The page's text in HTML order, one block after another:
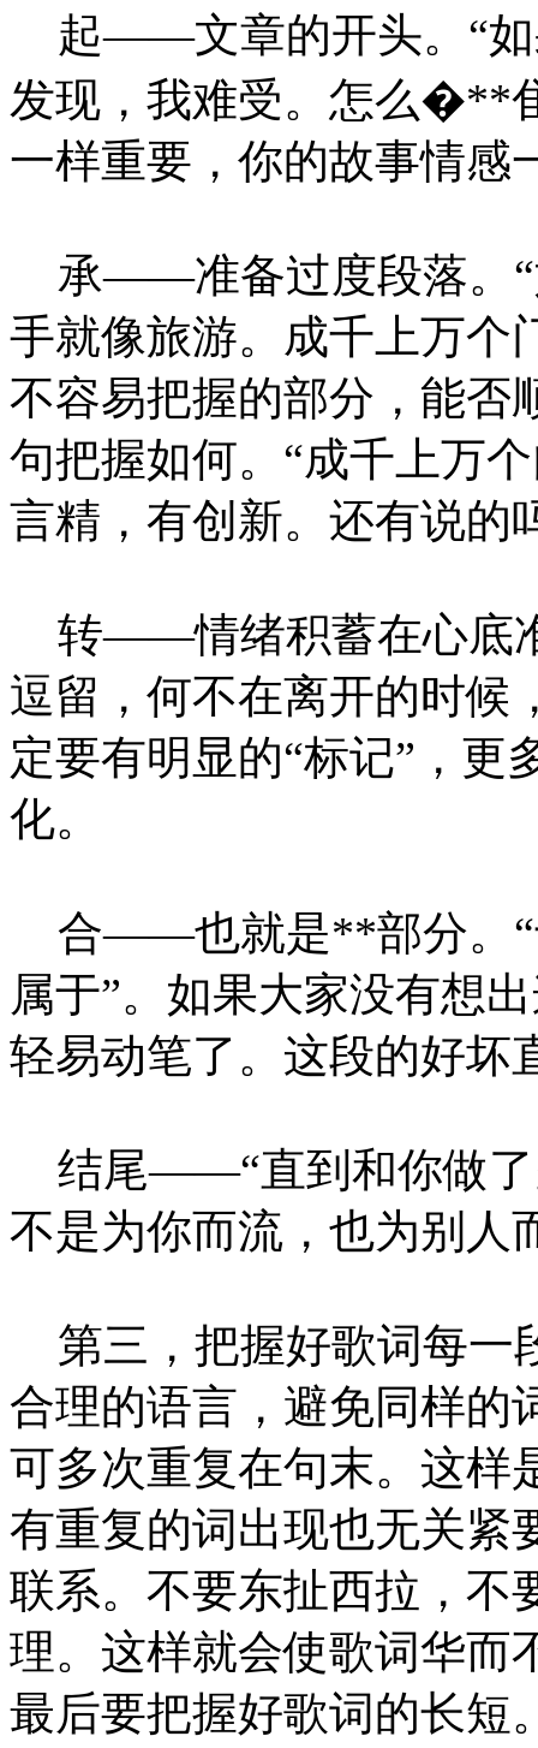
起——文章的开头。“如
发现，我难受。怎么�**
一样重要，你的故事情感
承——准备过度段落。“
手就像旅游。成千上万个
不容易把握的部分，能否
句把握如何。“成千上万
言精，有创新。还有说的
转——情绪积蓄在心底
逗留，何不在离开的时候
定要有明显的“标记”，更
化。
合——也就是**部分。“
属于”。如果大家没有想
轻易动笔了。这段的好坏
结尾——“直到和你做了
不是为你而流，也为别人
第三，把握好歌词每一
合理的语言，避免同样的
可多次重复在句末。这样
有重复的词出现也无关紧
联系。不要东扯西拉，不
理。这样就会使歌词华而
最后要把握好歌词的长短